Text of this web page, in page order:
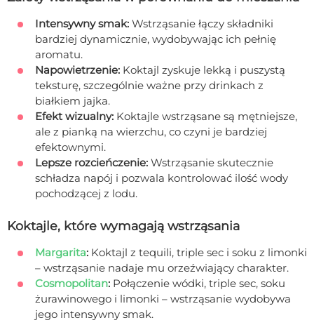
Intensywny smak: Wstrząsanie łączy składniki
bardziej dynamicznie, wydobywając ich pełnię
aromatu.
Napowietrzenie: Koktajl zyskuje lekką i puszystą
teksturę, szczególnie ważne przy drinkach z
białkiem jajka.
Efekt wizualny: Koktajle wstrząsane są mętniejsze,
ale z pianką na wierzchu, co czyni je bardziej
efektownymi.
Lepsze rozcieńczenie: Wstrząsanie skutecznie
schładza napój i pozwala kontrolować ilość wody
pochodzącej z lodu.
Koktajle, które wymagają wstrząsania
Margarita: Koktajl z tequili, triple sec i soku z limonki
– wstrząsanie nadaje mu orzeźwiający charakter.
Cosmopolitan: Połączenie wódki, triple sec, soku
żurawinowego i limonki – wstrząsanie wydobywa
jego intensywny smak.